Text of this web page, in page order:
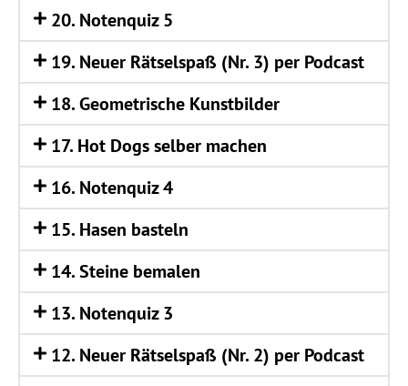
20. Noten­quiz 5
19. Neu­er Rät­sel­spaß (Nr. 3) per Podcast
18. Geo­me­tri­sche Kunstbilder
17. Hot Dogs sel­ber machen
16. Noten­quiz 4
15. Hasen basteln
14. Stei­ne bemalen
13. Noten­quiz 3
12. Neu­er Rät­sel­spaß (Nr. 2) per Podcast